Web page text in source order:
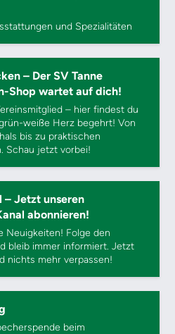
und Spezialitäten
– Der SV Tanne
Shop wartet auf dich!
– hier findest du
weiße Herz begehrt! Von
bis zu praktischen
Schau jetzt vorbei!
– Jetzt unseren
abonnieren!
Neuigkeiten! Folge den
bleib immer informiert. Jetzt
nichts mehr verpassen!
beim